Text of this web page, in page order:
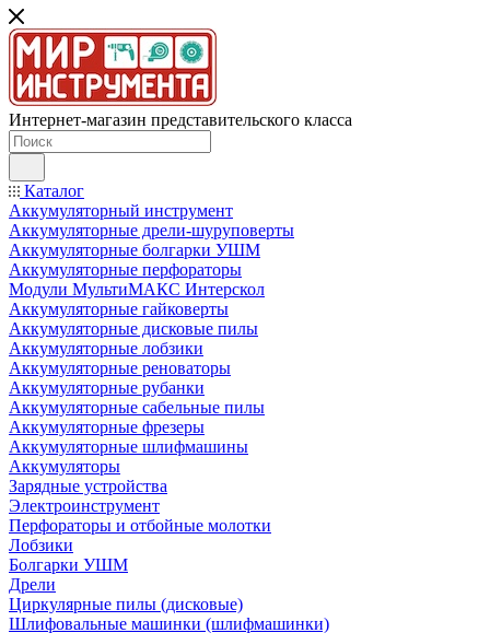
Интернет-магазин представительского класса
Каталог
Аккумуляторный инструмент
Аккумуляторные дрели-шуруповерты
Аккумуляторные болгарки УШМ
Аккумуляторные перфораторы
Модули МультиМАКС Интерскол
Аккумуляторные гайковерты
Аккумуляторные дисковые пилы
Аккумуляторные лобзики
Аккумуляторные реноваторы
Аккумуляторные рубанки
Аккумуляторные сабельные пилы
Аккумуляторные фрезеры
Аккумуляторные шлифмашины
Аккумуляторы
Зарядные устройства
Электроинструмент
Перфораторы и отбойные молотки
Лобзики
Болгарки УШМ
Дрели
Циркулярные пилы (дисковые)
Шлифовальные машинки (шлифмашинки)